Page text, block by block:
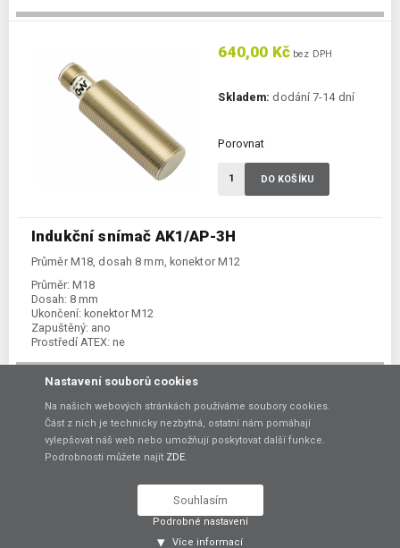
Indukční snímač AK1/AP-3H
Průměr M18, dosah 8 mm, konektor M12
Průměr: M18
Dosah: 8 mm
Ukončení: konektor M12
Zapuštěný: ano
Prostředí ATEX: ne
640,00 Kč bez DPH
Skladem: dodání 7-14 dní
Porovnat
DO KOŠÍKU
1 000,00 Kčbez DPH
Skladem:dodání 7-14 dní
Nastavení souborů cookies
Na našich webových stránkách používáme soubory cookies.
Část z nich je technicky nezbytná, ostatní nám pomáhají
vylepšovat náš web nebo umožňují poskytovat další funkce.
Podrobnosti můžete najít ZDE.
Souhlasím
Podrobné nastavení
Více informací